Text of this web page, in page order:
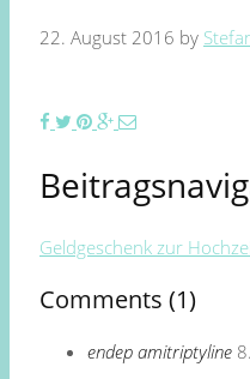
22. August 2016 by
Geldgeschenk zur
Comments (1)
endep amitriptyline